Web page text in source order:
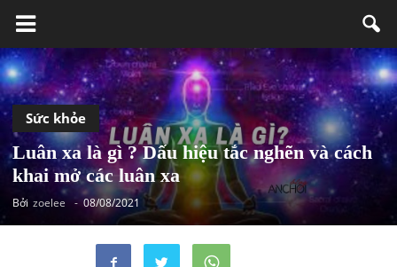
Sức khỏe
Luân xa là gì ? Dấu hiệu tắc nghẽn và cách
khai mở các luân xa
Bởi zoelee - 08/08/2021